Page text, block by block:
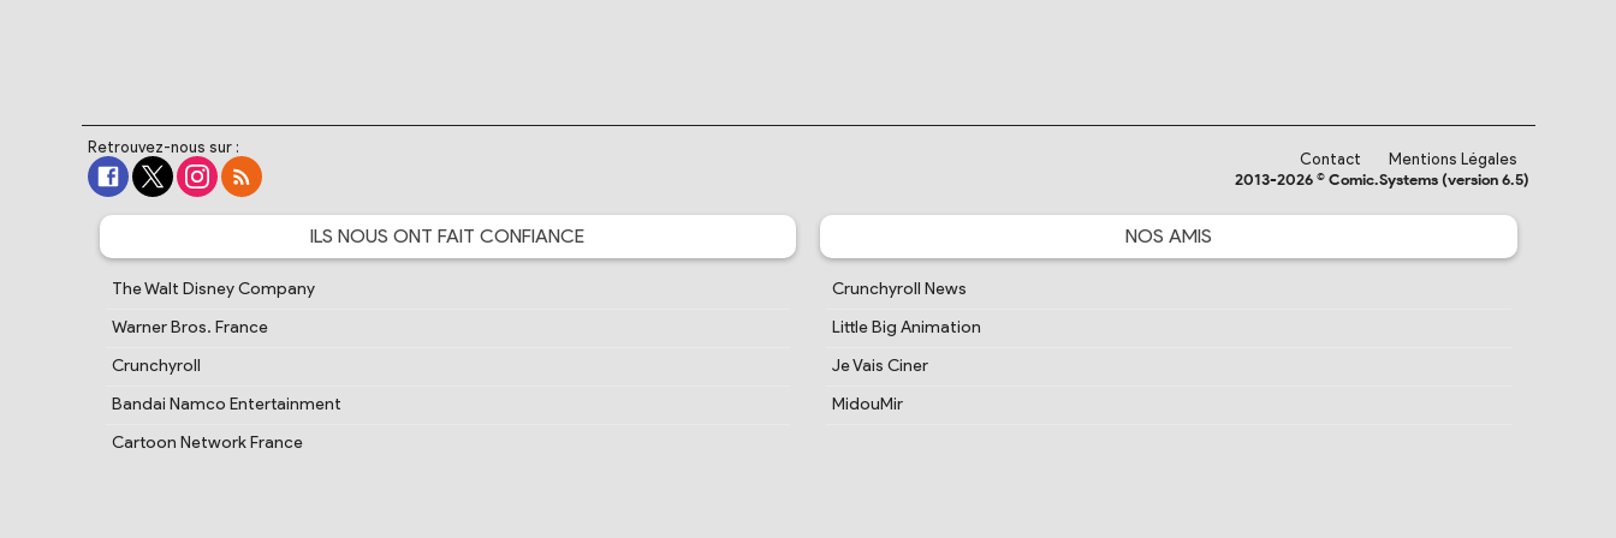
Retrouvez-nous sur :
Contact
Mentions Légales
2013-2026 © Comic.Systems (version 6.5)
ILS NOUS ONT FAIT CONFIANCE
The Walt Disney Company
Warner Bros. France
Crunchyroll
Bandai Namco Entertainment
Cartoon Network France
NOS AMIS
Crunchyroll News
Little Big Animation
Je Vais Ciner
MidouMir